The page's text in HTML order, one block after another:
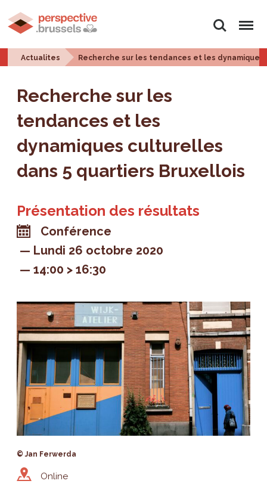
Rechercher
Menu
Actualites Recherche sur les tendances et les
Recherche sur les
tendances et les
dynamiques culturelles
dans 5 quartiers Bruxellois
Présentation des résultats
Conférence
Lundi 26 octobre 2020
14:00 > 16:30
© Jan Ferwerda
Online